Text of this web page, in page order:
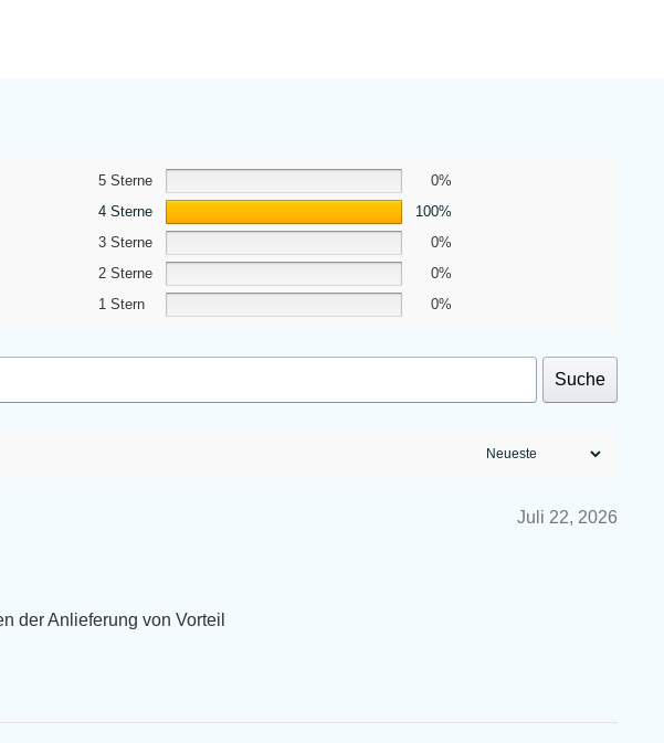
5 Sterne
0%
4 Sterne
100%
3 Sterne
0%
2 Sterne
0%
1 Stern
0%
Suche
Juli 22, 2026
der Anlieferung von Vorteil